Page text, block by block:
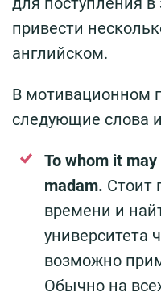
привести
английском.
В мотивационном
следующие слова
To whom it
madam. Стоит
времени и
университета
возможно
Обычно на